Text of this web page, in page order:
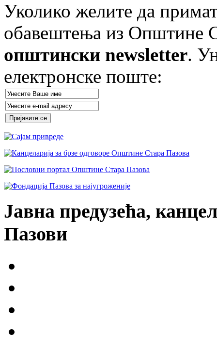
Уколико желите да
обавештења из Општине
општински newsletter.
електронске поште:
Јавна предузећа,
Пазови